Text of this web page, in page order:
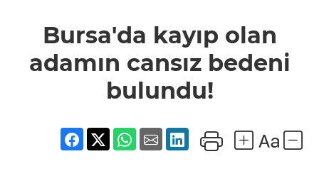
cansız
bedeni
bulundu!
Bursa'da kayıp olan
adamın cansız bedeni
bulundu!